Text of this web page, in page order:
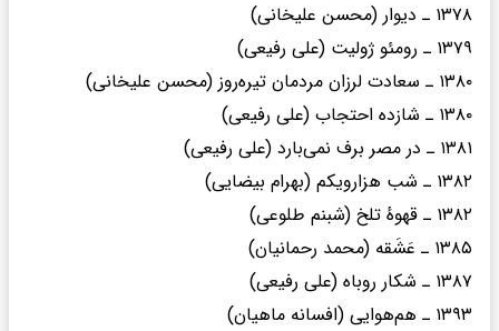
۱۳۷۸ ـ دیوار (محسن علیخانی)
۱۳۷۹ ـ رومئو ژولیت (علی رفیعی)
۱۳۸۰ ـ سعادت لرزان مردمان تیره‌روز (محسن علیخانی)
۱۳۸۰ ـ شازده احتجاب (علی رفیعی)
۱۳۸۱ ـ در مصر برف نمی‌بارد (علی رفیعی)
۱۳۸۲ ـ شب هزارویکم (بهرام بیضایی)
۱۳۸۲ ـ قهوهٔ تلخ (شبنم طلوعی)
۱۳۸۵ ـ عَشَقه (محمد رحمانیان)
۱۳۸۷ ـ شکار روباه (علی رفیعی)
۱۳۹۳ ـ هم‌هوایی (افسانه ماهیان)